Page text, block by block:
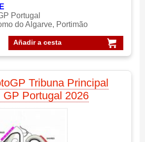
Portugal
do Algarve, Portimão
Añadir a cesta
Tribuna Principal
GP Portugal 2026